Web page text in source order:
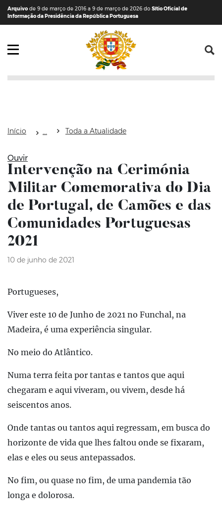
Saltar para o conteúdo (tecla de atalho c)
Mapa do Sítio
Arquivo de 9 de março de 2016 a 9 de março de 2026 do Sítio Oficial de
Informação da Presidência da República Portuguesa
Abrir menu principal
Início Toda a Atualidade
Ouvir
Intervenção na Cerimónia
Militar Comemorativa do Dia
de Portugal, de Camões e das
Comunidades Portuguesas
2021
10 de junho de 2021
Portugueses,
Viver este 10 de Junho de 2021 no Funchal, na
Madeira, é uma experiência singular.
No meio do Atlântico.
Numa terra feita por tantas e tantos que aqui
chegaram e aqui viveram, ou vivem, desde há
seiscentos anos.
Onde tantas ou tantos aqui regressam, em busca do
horizonte de vida que lhes faltou onde se fixaram,
elas e eles ou seus antepassados.
No fim, ou quase no fim, de uma pandemia tão
longa e dolorosa.